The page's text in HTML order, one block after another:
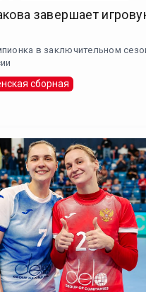
завершает
в заключительном
сборная